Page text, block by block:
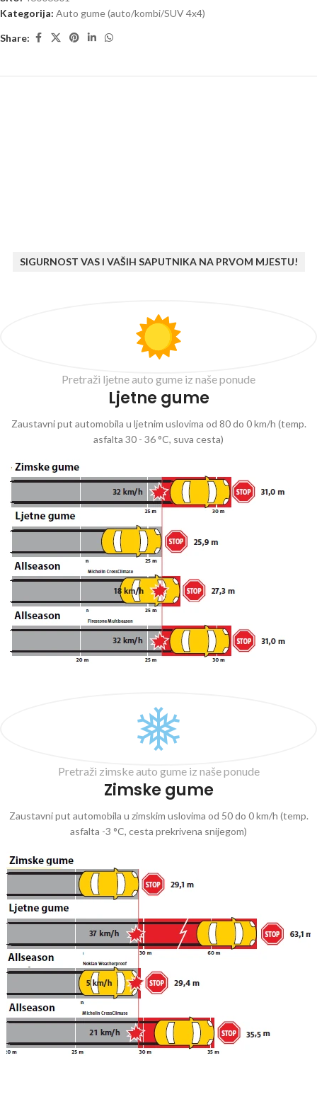
Kategorija: Auto gume (auto/kombi/SUV 4x4)
Share:
SIGURNOST VAS I VAŠIH SAPUTNIKA NA PRVOM MJESTU!
Pretraži ljetne auto gume iz naše ponude
Ljetne gume
Zaustavni put automobila u ljetnim uslovima od 80 do 0 km/h (temp.
asfalta 30 - 36 °C, suva cesta)
Pretraži zimske auto gume iz naše ponude
Zimske gume
Zaustavni put automobila u zimskim uslovima od 50 do 0 km/h (temp.
asfalta -3 °C, cesta prekrivena snijegom)